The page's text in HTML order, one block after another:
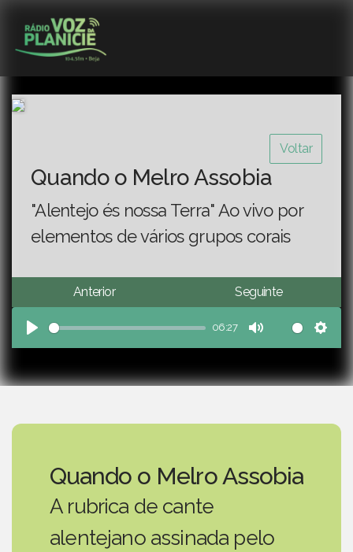
Voltar
Quando o Melro Assobia
"Alentejo és nossa Terra" Ao vivo por
elementos de vários grupos corais
Anterior Seguinte
Play
06:27
Mute
Quando o Melro Assobia
A rubrica de cante
alentejano assinada pelo